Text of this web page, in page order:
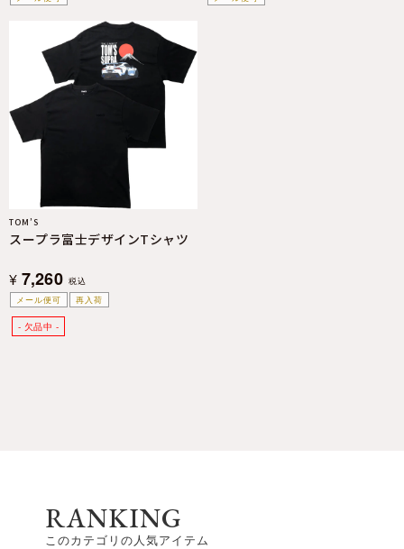
メール便可 再入荷
TOM’S
スープラ富士デザインTシャツ
¥ 7,260 税込
RANKING
このカテゴリの人気アイテム